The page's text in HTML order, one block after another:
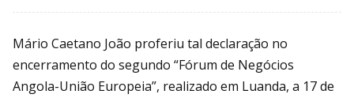
Mário Caetano João proferiu tal declaração no
encerramento do segundo “Fórum de Negócios
Angola-União Europeia”, realizado em Luanda, a 17 de